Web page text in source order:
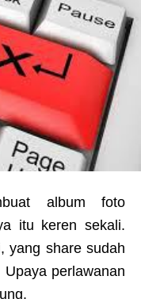
album foto
itu keren sekali.
yang share sudah
perlawanan